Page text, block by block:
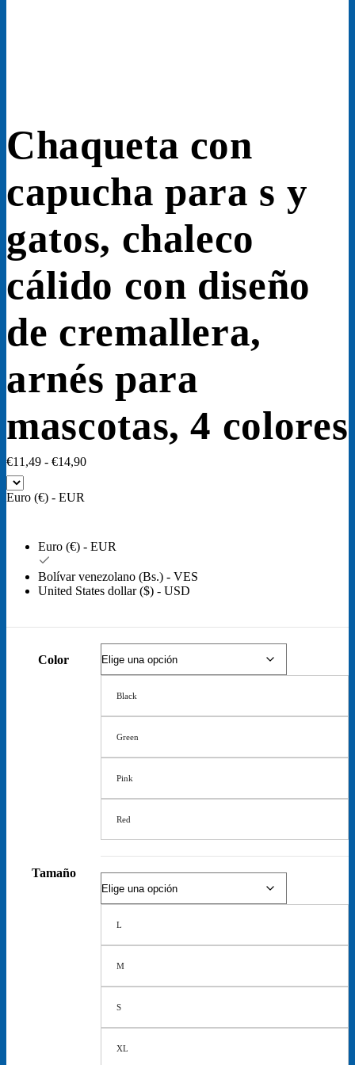
Chaqueta con
capucha para s y
gatos, chaleco
cálido con diseño
de cremallera,
arnés para
mascotas, 4 colores
€11,49 - €14,90Rango
€14,90
Euro (€) - EUR
Euro (€) - EUR
Bolívar venezolano (Bs.) - VES
United States dollar ($) - USD
Color
Black
Green
Pink
Red
Tamaño
L
M
S
XL